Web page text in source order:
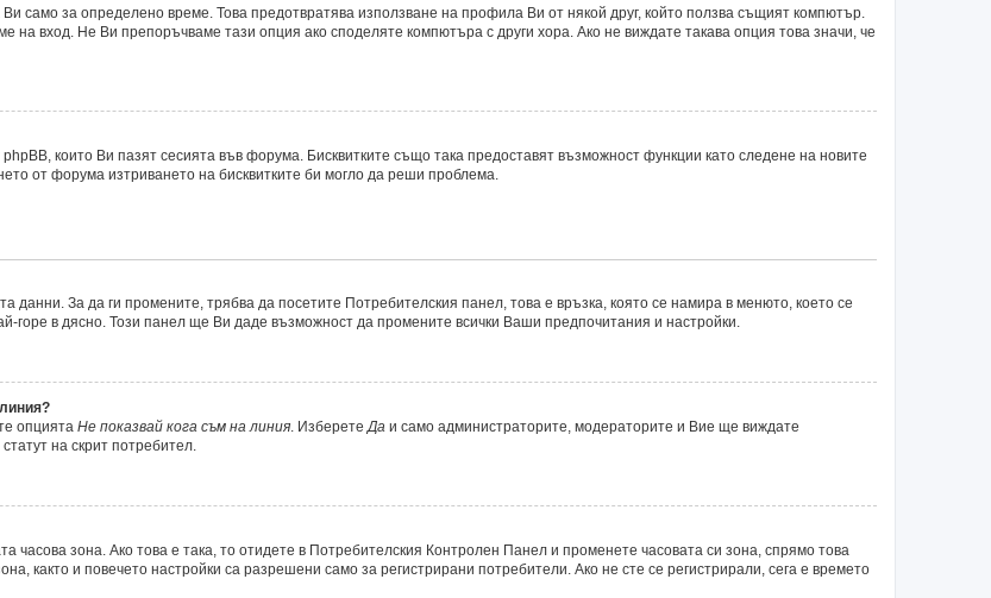
само за определено време. Това предотвратява използване на профила Ви от някой друг, който ползва същият компютър.
на вход. Не Ви препоръчваме тази опция ако споделяте компютъра с други хора. Ако не виждате такава опция това значи, че
които Ви пазят сесията във форума. Бисквитките също така предоставят възможност функции като следене на новите
от форума изтриването на бисквитките би могло да реши проблема.
данни. За да ги промените, трябва да посетите Потребителския панел, това е връзка, която се намира в менюто, което се
горе в дясно. Този панел ще Ви даде възможност да промените всички Ваши предпочитания и настройки.
опцията Не показвай кога съм на линия . Изберете Да и само администраторите, модераторите и Вие ще виждате
на скрит потребител.
зона. Ако това е така, то отидете в Потребителския Контролен Панел и променете часовата си зона, спрямо това
както и повечето настройки са разрешени само за регистрирани потребители. Ако не сте се регистрирали, сега е времето